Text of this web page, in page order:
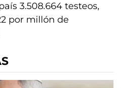
3.508.664 testeos,
por millón de